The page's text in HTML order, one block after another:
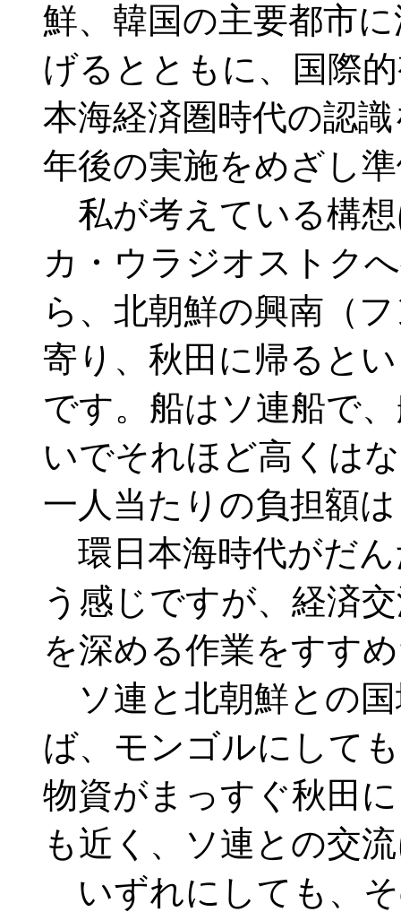
鮮、韓国の主要都市
げるとともに、国際
本海経済圏時代の認
年後の実施をめざし
私が考えている構
カ・ウラジオストク
ら、北朝鮮の興南（
寄り、秋田に帰ると
です。船はソ連船で
いでそれほど高くは
一人当たりの負担額
環日本海時代がだ
う感じですが、経済
を深める作業をすす
ソ連と北朝鮮との
ば、モンゴルにして
物資がまっすぐ秋田
も近く、ソ連との交
いずれにしても、